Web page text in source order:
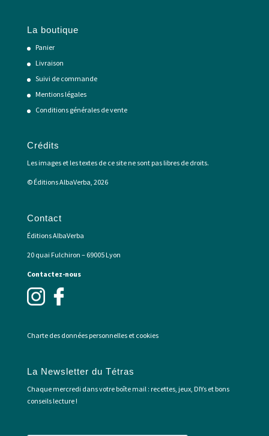
La boutique
Panier
Livraison
Suivi de commande
Mentions légales
Conditions générales de vente
Crédits
Les images et les textes de ce site ne sont pas libres de droits.
© Éditions AlbaVerba, 2026
Contact
Éditions AlbaVerba
20 quai Fulchiron – 69005 Lyon
Contactez-nous
Charte des données personnelles et cookies
La Newsletter du Tétras
Chaque mercredi dans votre boîte mail : recettes, jeux, DIYs et bons
conseils lecture !